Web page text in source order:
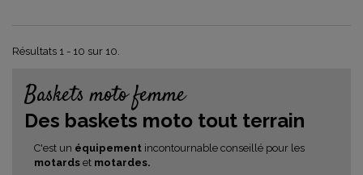
Résultats 1 - 10 sur 10.
Baskets moto femme
Des baskets moto tout terrain
C'est un équipement incontournable conseillé pour les
motards et motardes.